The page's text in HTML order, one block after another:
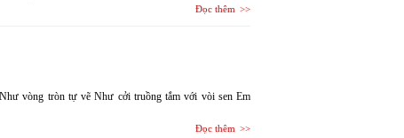
Đọc thêm
vòng tròn tự vẽ Như cởi truồng tắm với vòi sen Em
Đọc thêm